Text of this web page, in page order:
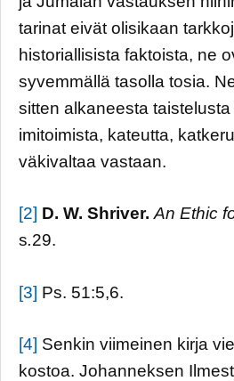
tarinat eivät olisikaan
historiallisista faktoista, ne
syvemmällä tasolla tosia.
sitten alkaneesta
imitoimista, kateutta,
väkivaltaa vastaan.
[2] D. W. Shriver. An Ethic
s.29.
[3] Ps. 51:5,6.
[4] Senkin viimeinen kirja
kostoa. Johanneksen